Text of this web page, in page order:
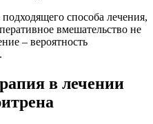
способа лечения,
вмешательство не
– вероятность
в лечении